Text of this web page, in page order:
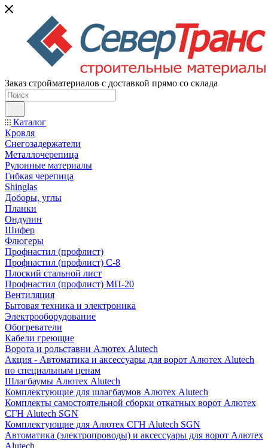
Заказ стройматериалов с доставкой прямо со склада
Каталог
Кровля
Снегозадержатели
Металлочерепица
Рулонные материалы
Гибкая черепица
Shinglas
Доборы, углы
Планки
Ондулин
Шифер
Флюгеры
Профнастил (профлист)
Профнастил (профлист) С-8
Плоский стальной лист
Профнастил (профлист) МП-20
Вентиляция
Бытовая техника и электроника
Электрооборудование
Обогреватели
Кабели греющие
Ворота и рольставни Алютех Alutech
Акция - Автоматика и аксессуары для ворот Алютех Alutech
по специальным ценам
Шлагбаумы Алютех Alutech
Комплектующие для шлагбаумов Алютех Alutech
Комплекты самостоятельной сборки откатных ворот Алютех
СГН Alutech SGN
Комплектующие для Алютех СГН Alutech SGN
Автоматика (электропроводы) и аксессуары для ворот Алютех
Alutech